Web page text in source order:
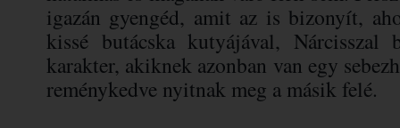
igazán gyengéd, amit az is bizonyít,
kissé butácska kutyájával,
karakter, akiknek azonban van egy
reménykedve nyitnak meg a másik felé.